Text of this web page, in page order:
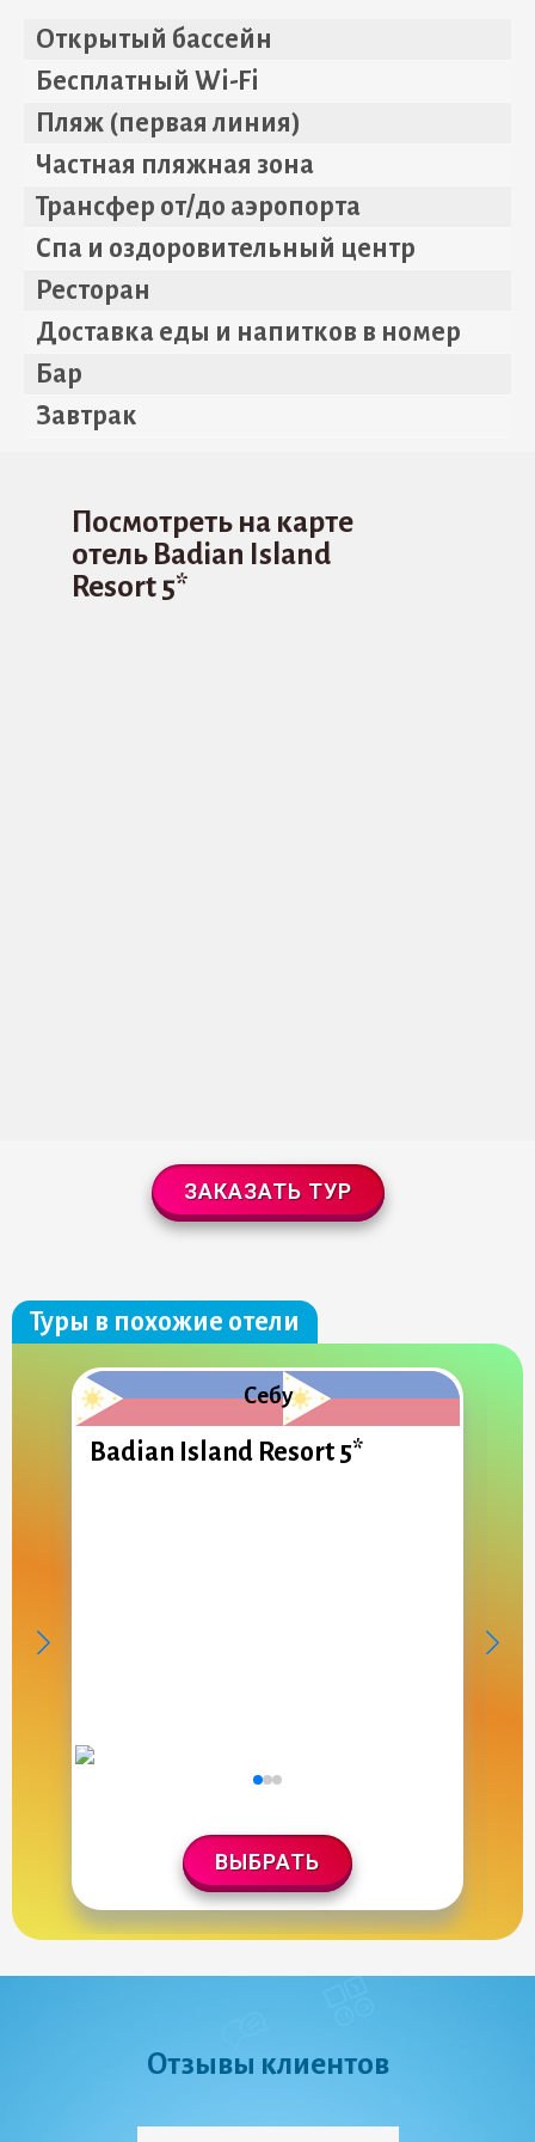
Открытый бассейн
Бесплатный Wi-Fi
Пляж (первая линия)
Частная пляжная зона
Трансфер от/до аэропорта
Спа и оздоровительный центр
Ресторан
Доставка еды и напитков в номер
Бар
Завтрак
Посмотреть на карте
отель Badian Island
Resort 5*
ЗАКАЗАТЬ ТУР
Туры в похожие отели
Себу
Badian Island Resort 5*
ВЫБРАТЬ
Отзывы клиентов